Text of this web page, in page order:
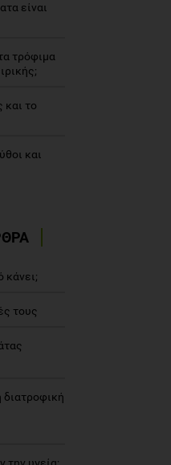
είναι
τρόφιμα
και το
και
κάνει;
τους
διατροφική